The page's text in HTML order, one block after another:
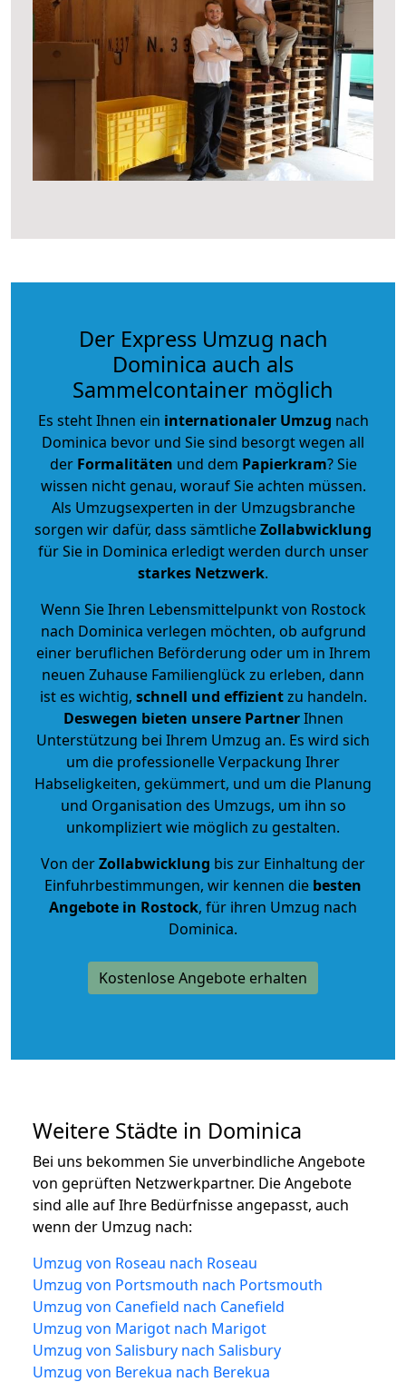
Der Express Umzug nach
Dominica auch als
Sammelcontainer möglich
Es steht Ihnen ein internationaler Umzug nach
Dominica bevor und Sie sind besorgt wegen all
der Formalitäten und dem Papierkram? Sie
wissen nicht genau, worauf Sie achten müssen.
Als Umzugsexperten in der Umzugsbranche
sorgen wir dafür, dass sämtlicheZollabwicklung
für Sie in Dominica erledigt werden durch unser
starkes Netzwerk.
Wenn Sie Ihren Lebensmittelpunkt von Rostock
nach Dominica verlegen möchten, ob aufgrund
einer beruflichen Beförderung oder um in Ihrem
neuen Zuhause Familienglück zu erleben, dann
ist es wichtig, schnell und effizientzu handeln.
Deswegen bieten unsere PartnerIhnen
Unterstützung bei Ihrem Umzug an. Es wird sich
um die professionelle Verpackung Ihrer
Habseligkeiten, gekümmert, und um die Planung
und Organisation des Umzugs, um ihn so
unkompliziert wie möglich zu gestalten.
Von derZollabwicklung bis zur Einhaltung der
Einfuhrbestimmungen, wir kennen die besten
Angebote in Rostock, für ihren Umzug nach
Dominica.
Kostenlose Angebote erhalten
Weitere Städte in Dominica
Bei uns bekommen Sie unverbindliche Angebote
von geprüften Netzwerkpartner. Die Angebote
sind alle auf Ihre Bedürfnisse angepasst, auch
wenn der Umzug nach:
Umzug von Roseau nach Roseau
Umzug von Portsmouth nach Portsmouth
Umzug von Canefield nach Canefield
Umzug von Marigot nach Marigot
Umzug von Salisbury nach Salisbury
Umzug von Berekua nach Berekua